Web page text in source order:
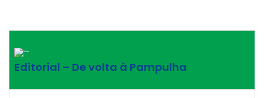
–
Editorial – De volta à Pampulha